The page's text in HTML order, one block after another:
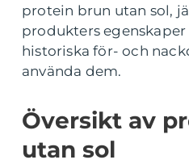
protein brun utan sol,
produkters
historiska för- och
använda dem.
Översikt av
utan sol